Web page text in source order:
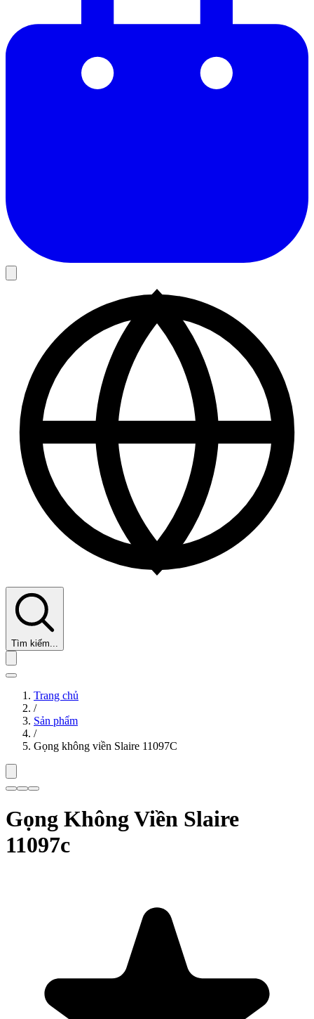
Tìm kiếm...
Trang chủ
/
Sản phẩm
/
Gọng không viền Slaire 11097C
Gọng Không Viền Slaire
11097c